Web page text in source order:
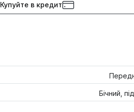
Купуйте в кредит
Бічний,